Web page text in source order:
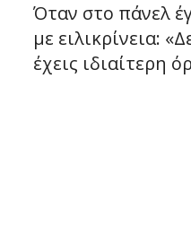
Όταν στο πάνελ
με ειλικρίνεια:
έχεις ιδιαίτερη